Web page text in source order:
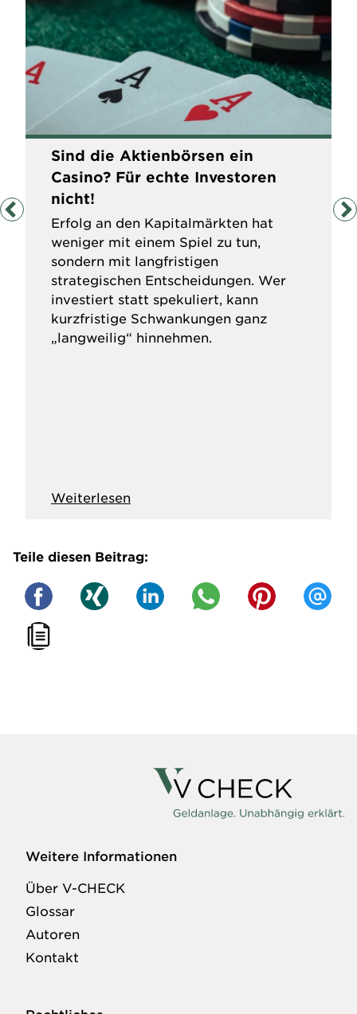
Sind die Aktienbörsen ein
Casino? Für echte Investoren
nicht!
Erfolg an den Kapitalmärkten hat
weniger mit einem Spiel zu tun,
sondern mit langfristigen
strategischen Entscheidungen. Wer
investiert statt spekuliert, kann
kurzfristige Schwankungen ganz
„langweilig“ hinnehmen.
Weiterlesen
Teile diesen Beitrag:
Weitere Informationen
Über V-CHECK
Glossar
Autoren
Kontakt